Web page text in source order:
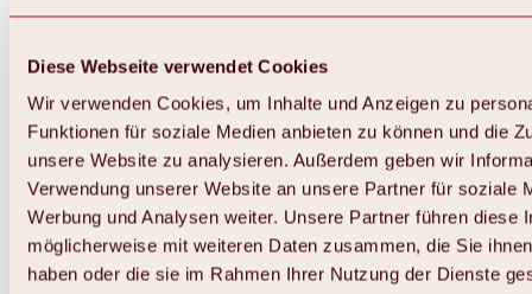
Diese Webseite verwendet Cookies
Wir verwenden Cookies, um Inhalte und Anzeigen zu
Funktionen für soziale Medien anbieten zu können und die
unsere Website zu analysieren. Außerdem geben wir
Verwendung unserer Website an unsere Partner für soziale
Werbung und Analysen weiter. Unsere Partner führen diese
möglicherweise mit weiteren Daten zusammen, die Sie
haben oder die sie im Rahmen Ihrer Nutzung der Dienste